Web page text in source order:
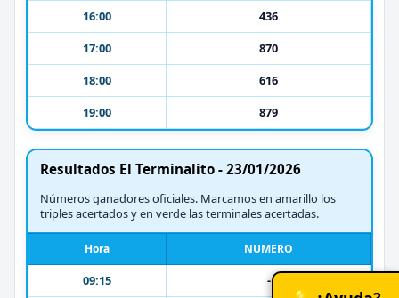
16:00
436
17:00
870
18:00
616
19:00
879
Resultados El Terminalito - 23/01/2026
Números ganadores oficiales. Marcamos en amarillo los
triples acertados y en verde las terminales acertadas.
Hora NUMERO
09:15 -